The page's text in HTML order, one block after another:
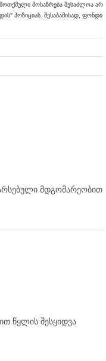
მოსაზრება შესაძლოა არ
პოზიციას. შესაბამისად, ფონდი
არსებული მდგომარეობით
წყლის შესყიდვა